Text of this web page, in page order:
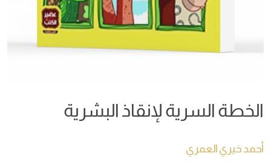
الخطة السرية لإنقاذ البشرية
أحمد خيري العمري